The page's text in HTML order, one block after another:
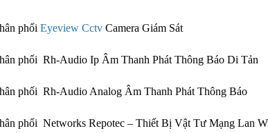
phối Eyeview Cctv Camera Giám Sát
phối Rh-Audio Ip Âm Thanh Phát Thông Báo Di Tản
phối Rh-Audio Analog Âm Thanh Phát Thông Báo
phối Networks Repotec – Thiết Bị Vật Tư Mạng Lan